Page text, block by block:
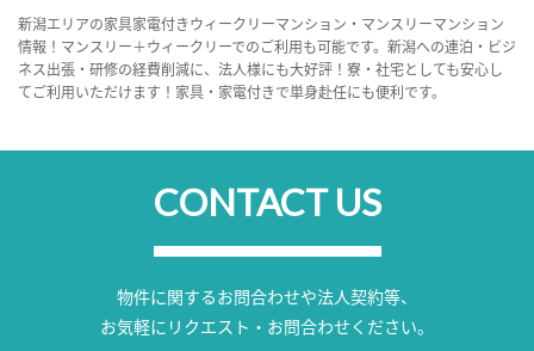
新潟エリアの家具家電付きウィークリーマンション・マンスリーマンション
情報！マンスリー＋ウィークリーでのご利用も可能です。新潟への連泊・ビジ
ネス出張・研修の経費削減に、法人様にも大好評！寮・社宅としても安心し
てご利用いただけます！家具・家電付きで単身赴任にも便利です。
CONTACT US
物件に関するお問合わせや法人契約等、
お気軽にリクエスト・お問合わせください。